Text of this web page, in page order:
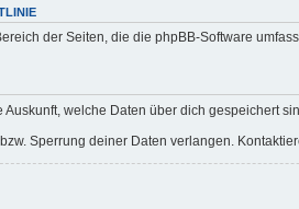
der Seiten, die die phpBB-Software
welche Daten über dich gespeichert
Sperrung deiner Daten verlangen.